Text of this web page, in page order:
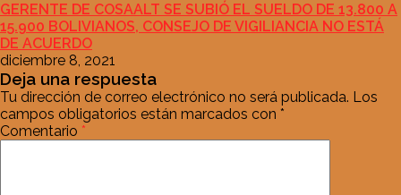
GERENTE DE COSAALT SE SUBIÓ EL SUELDO DE 13.800 A
15.900 BOLIVIANOS, CONSEJO DE VIGILIANCIA NO ESTÁ
DE ACUERDO
diciembre 8, 2021
Deja una respuesta
Tu dirección de correo electrónico no será publicada. Los
campos obligatorios están marcados con *
Comentario *